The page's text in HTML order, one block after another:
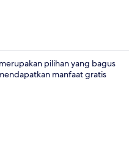
pilihan yang bagus
manfaat gratis